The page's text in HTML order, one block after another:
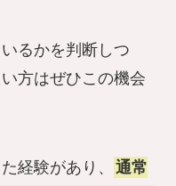
るかを判断しつ
方はぜひこの機会
経験があり、
通常